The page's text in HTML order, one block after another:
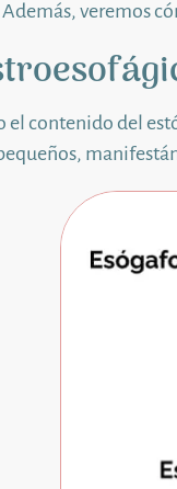
veremos
contenido del